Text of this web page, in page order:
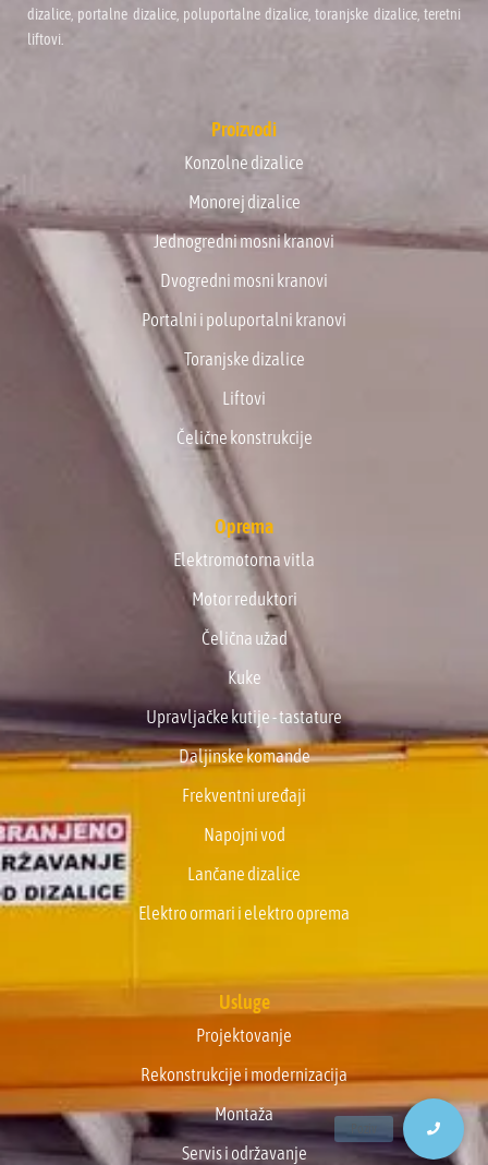
dizalice, portalne dizalice, poluportalne dizalice, toranjske dizalice, teretni
liftovi.
Proizvodi
Konzolne dizalice
Monorej dizalice
Jednogredni mosni kranovi
Dvogredni mosni kranovi
Portalni i poluportalni kranovi
Toranjske dizalice
Liftovi
Čelične konstrukcije
Oprema
Elektromotorna vitla
Motor reduktori
Čelična užad
Kuke
Upravljačke kutije - tastature
Daljinske komande
Frekventni uređaji
Napojni vod
Lančane dizalice
Elektro ormari i elektro oprema
Usluge
Projektovanje
Rekonstrukcije i modernizacija
Montaža
Servis i održavanje